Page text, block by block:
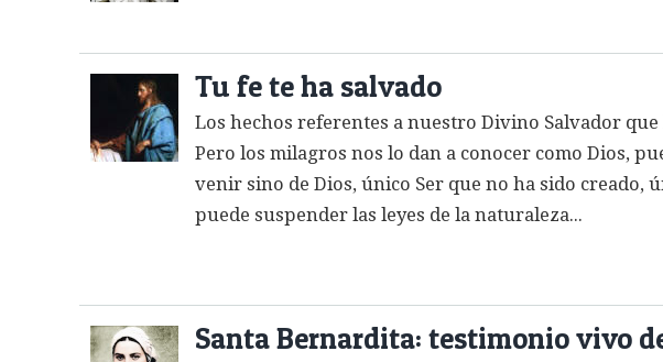
Tu fe te ha salvado
Los hechos referentes a nuestro Divino Salvador
Pero los milagros nos lo dan a conocer como Dios,
venir sino de Dios, único Ser que no ha sido creado,
puede suspender las leyes de la naturaleza...
Santa Bernardita: testimonio vivo